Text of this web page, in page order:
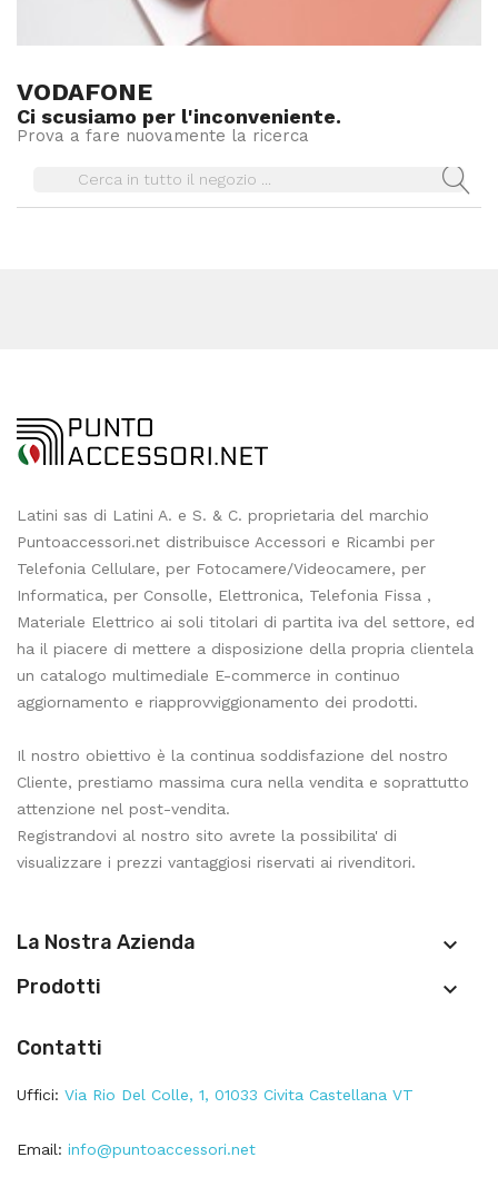
VODAFONE
Ci scusiamo per l'inconveniente.
Prova a fare nuovamente la ricerca
Latini sas di Latini A. e S. & C. proprietaria del marchio
Puntoaccessori.net distribuisce Accessori e Ricambi per
Telefonia Cellulare, per Fotocamere/Videocamere, per
Informatica, per Consolle, Elettronica, Telefonia Fissa ,
Materiale Elettrico ai soli titolari di partita iva del settore, ed
ha il piacere di mettere a disposizione della propria clientela
un catalogo multimediale E-commerce in continuo
aggiornamento e riapprovviggionamento dei prodotti.
Il nostro obiettivo è la continua soddisfazione del nostro
Cliente, prestiamo massima cura nella vendita e soprattutto
attenzione nel post-vendita.
Registrandovi al nostro sito avrete la possibilita' di
visualizzare i prezzi vantaggiosi riservati ai rivenditori.
La Nostra Azienda 
Prodotti 
Contatti
Uffici: Via Rio Del Colle, 1, 01033 Civita Castellana VT
Email: info@puntoaccessori.net